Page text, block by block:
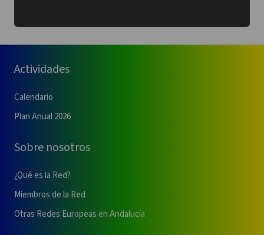
Actividades
Calendario
Plan Anual 2026
Sobre nosotros
¿Qué es la Red?
Miembros de la Red
Otras Redes Europeas en Andalucía